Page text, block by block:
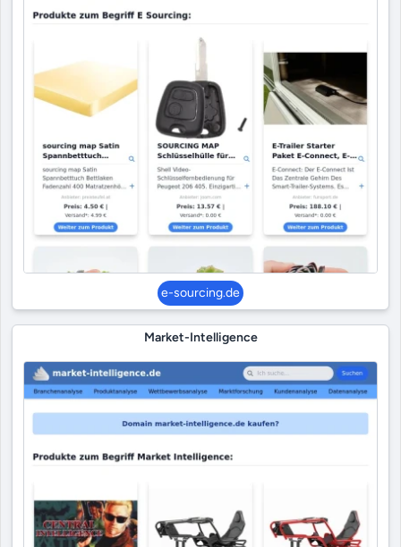
e-sourcing.de
Market-Intelligence